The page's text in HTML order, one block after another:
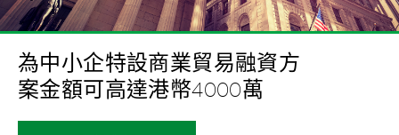
為中小企特設商業貿易融資方
案金額可高達港幣4000萬